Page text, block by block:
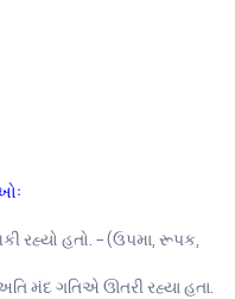
રહ્યો હતો. – (ઉપમા, રૂપક,
મંદ ગતિએ ઊતરી રહ્યા હતા.